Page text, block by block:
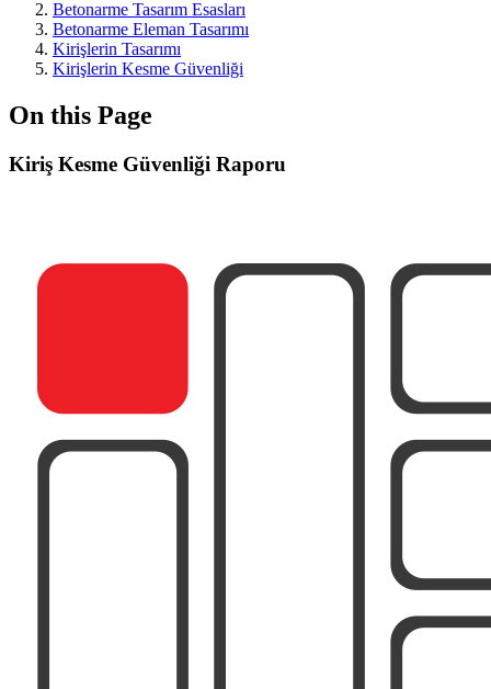
Betonarme Tasarım Esasları
Betonarme Eleman Tasarımı
Kirişlerin Tasarımı
Kirişlerin Kesme Güvenliği
On this Page
Kiriş Kesme Güvenliği Raporu